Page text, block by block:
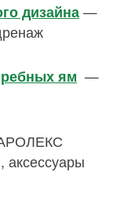
дизайна —
ям —